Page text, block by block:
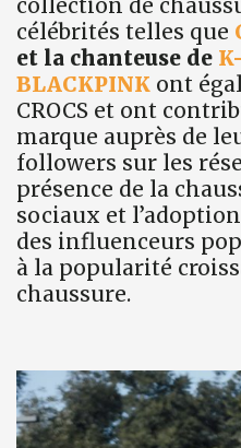
célébrités telles que
et la chanteuse de
BLACKPINK ont
CROCS et ont
marque auprès de
followers sur les
présence de la
sociaux et
des influenceurs
à la popularité
chaussure.